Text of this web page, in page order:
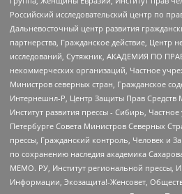
Российский исследовательский центр по
Дальневосточный центр развития
партнерства, Гражданское действие, Центр
исследований, Сутяжник, АКАДЕМИЯ ПО
некоммерческих организаций, Частное
Министров северных стран, Гражданское
Интернешнл-Р, Центр Защиты Прав
Институт развития прессы - Сибирь,
Петербурге Совета Министров Северных
прессы, Гражданский контроль, Человек и
по сохранению наследия академика
МЕМО. РУ, Институт региональной прессы,
Информации, Экозащита!-Женсовет,